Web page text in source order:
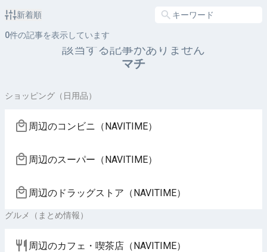
新着順
0件の記事を表示しています
該当する記事がありません
マチ
ショッピング（日用品）
周辺のコンビニ（NAVITIME）
周辺のスーパー（NAVITIME）
周辺のドラッグストア（NAVITIME）
グルメ（まとめ情報）
周辺のカフェ・喫茶店（NAVITIME）